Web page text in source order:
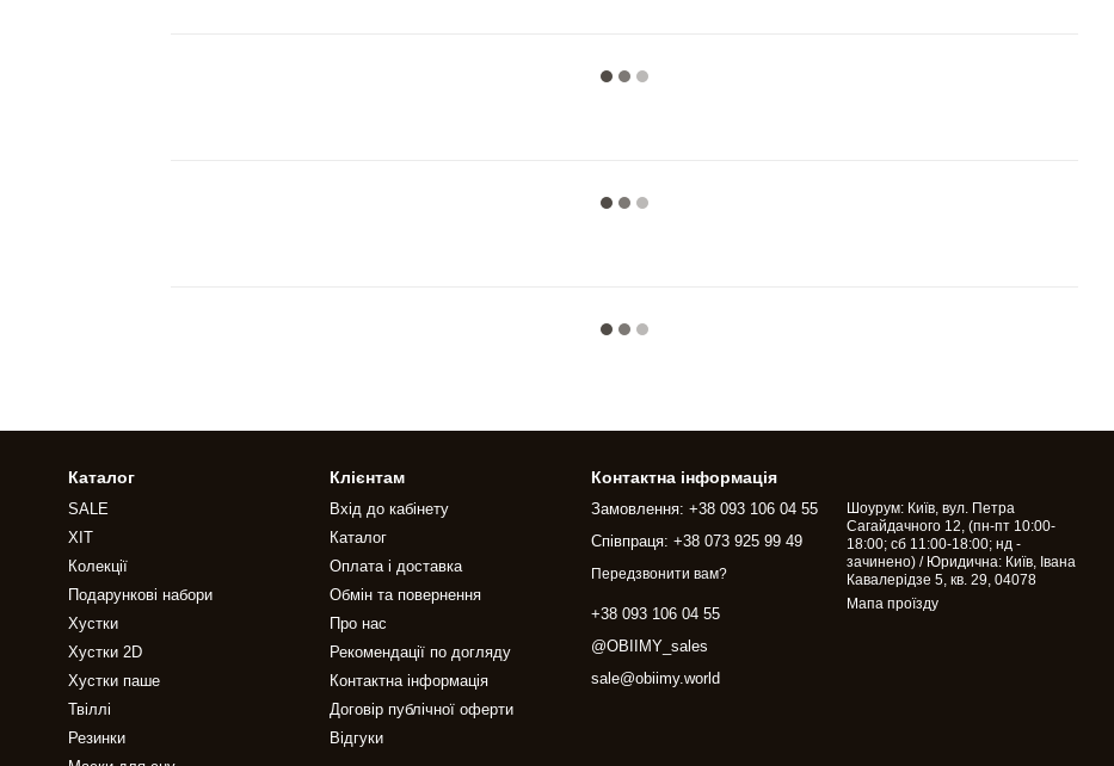
Каталог
SALE
ХІТ
Колекції
Подарункові набори
Хустки
Хустки 2D
Хустки паше
Твіллі
Резинки
Клієнтам
Вхід до кабінету
Каталог
Оплата і доставка
Обмін та повернення
Про нас
Рекомендації по догляду
Контактна інформація
Договір публічної оферти
Відгуки
Контактна інформація
Замовлення: +38 093 106 04 55
Співпраця: +38 073 925 99 49
Передзвонити вам?
+38 093 106 04 55
@OBIIMY_sales
sale@obiimy.world
Шоурум: Київ, вул. Петра
Сагайдачного 12, (пн-пт 10:00-
18:00; сб 11:00-18:00; нд -
зачинено) / Юридична: Київ, Івана
Кавалерідзе 5, кв. 29, 04078
Мапа проїзду